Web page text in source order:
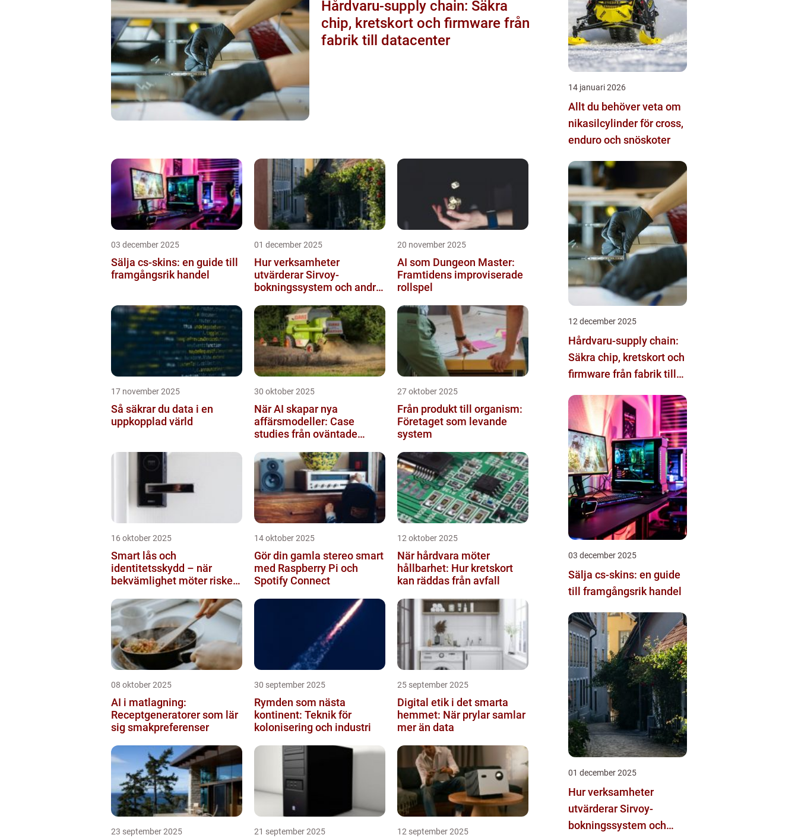
Hårdvaru-supply chain: Säkra
chip, kretskort och firmware från
fabrik till datacenter
03 december 2025
Sälja cs-skins: en guide till
framgångsrik handel
01 december 2025
Hur verksamheter
utvärderar Sirvoy-
bokningssystem och andra
20 november 2025
AI som Dungeon Master:
Framtidens improviserade
rollspel
17 november 2025
Så säkrar du data i en
uppkopplad värld
30 oktober 2025
När AI skapar nya
affärsmodeller: Case
studies från oväntade
27 oktober 2025
Från produkt till organism:
Företaget som levande
system
16 oktober 2025
Smart lås och
identitetsskydd – när
bekvämlighet möter risker
14 oktober 2025
Gör din gamla stereo smart
med Raspberry Pi och
Spotify Connect
12 oktober 2025
När hårdvara möter
hållbarhet: Hur kretskort
kan räddas från avfall
08 oktober 2025
AI i matlagning:
Receptgeneratorer som lär
sig smakpreferenser
30 september 2025
Rymden som nästa
kontinent: Teknik för
kolonisering och industri
25 september 2025
Digital etik i det smarta
hemmet: När prylar samlar
mer än data
23 september 2025 21 september 2025 12 september 2025
14 januari 2026
Allt du behöver veta om
nikasilcylinder för cross,
enduro och snöskoter
12 december 2025
Hårdvaru-supply chain:
Säkra chip, kretskort och
firmware från fabrik till
03 december 2025
Sälja cs-skins: en guide
till framgångsrik handel
01 december 2025
Hur verksamheter
utvärderar Sirvoy-
bokningssystem och